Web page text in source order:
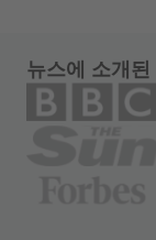
뉴스에 소개된